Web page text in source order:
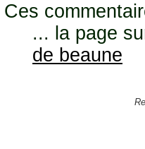
Ces
... la page
de beaune